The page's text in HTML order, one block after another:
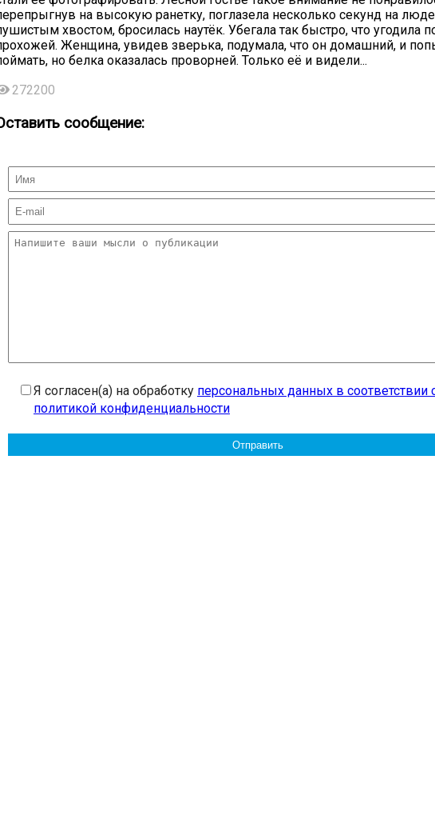
на высокую ранетку, поглазела несколько секунд на
хвостом, бросилась наутёк. Убегала так быстро, что угодила
Женщина, увидев зверька, подумала, что он домашний, и
но белка оказалась проворней. Только её и видели...
272200
сообщение:
Я согласен(а) на обработку персональных данных в соответствии
политикой конфиденциальности
Посмотреть...